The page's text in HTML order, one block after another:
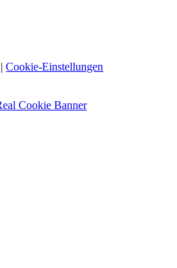
|Cookie-Einstellungen
Cookie Banner